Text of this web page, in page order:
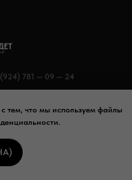
тем, что мы используем файлы
781 — 09 — 24
100 000 164
— и на большой высоте